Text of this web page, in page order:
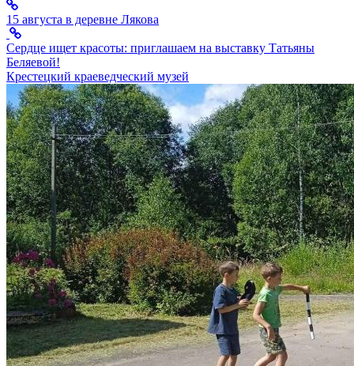
15 августа в деревне Лякова
Сердце ищет красоты: приглашаем на выставку Татьяны
Беляевой!
Крестецкий краеведческий музей